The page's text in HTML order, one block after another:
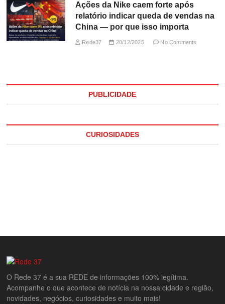
Ações da Nike caem forte após
relatório indicar queda de vendas na
China — por que isso importa
Rede37 20/12/2025 No Comments
PUBLICIDADE
CURIOSIDADES
O Rede 37 é a sua REDE de informações 100% legítima.
Acompanhe o que acontece de notícia na nossa cidade e região,
novidades, negócios, curiosidades e muito mais!